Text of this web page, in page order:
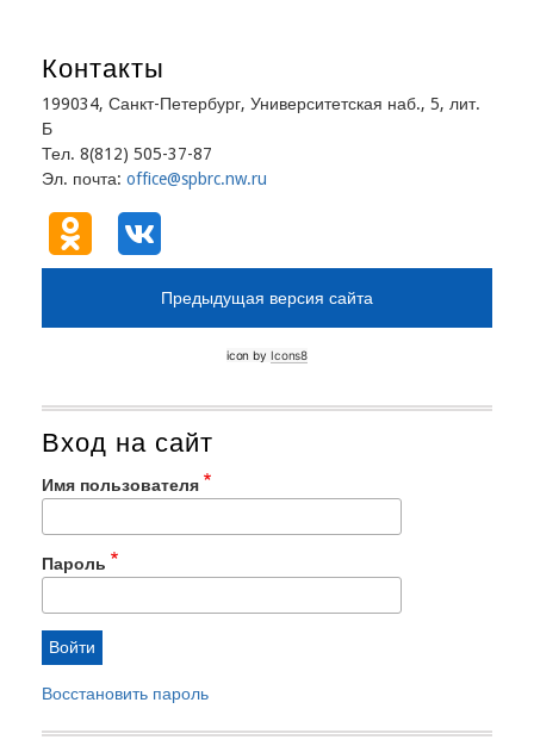
Контакты
199034, Санкт-Петербург, Университетская наб., 5, лит.
Б
Тел. 8(812) 505-37-87
Эл. почта: office@spbrc.nw.ru
Предыдущая версия сайта
icon by Icons8
Вход на сайт
Имя пользователя
Пароль
Восстановить пароль